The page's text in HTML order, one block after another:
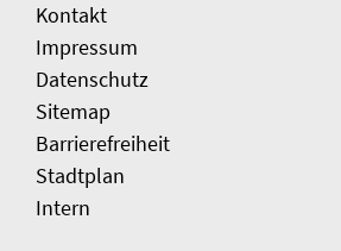
Kontakt
Impressum
Datenschutz
Sitemap
Barrierefreiheit
Stadtplan
Intern